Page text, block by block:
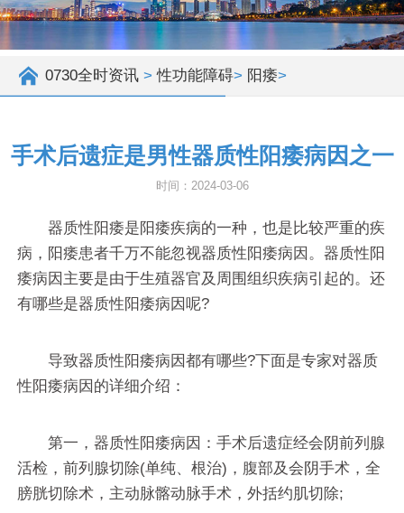
0730全时资讯 >性功能障碍> 阳痿>
手术后遗症是男性器质性阳痿病因之一
时间：2024-03-06
器质性阳痿是阳痿疾病的一种，也是比较严重的疾
病，阳痿患者千万不能忽视器质性阳痿病因。器质性阳
痿病因主要是由于生殖器官及周围组织疾病引起的。还
有哪些是器质性阳痿病因呢?
导致器质性阳痿病因都有哪些?下面是专家对器质
性阳痿病因的详细介绍：
第一，器质性阳痿病因：手术后遗症经会阴前列腺
活检，前列腺切除(单纯、根治)，腹部及会阴手术，全
膀胱切除术，主动脉髂动脉手术，外括约肌切除;